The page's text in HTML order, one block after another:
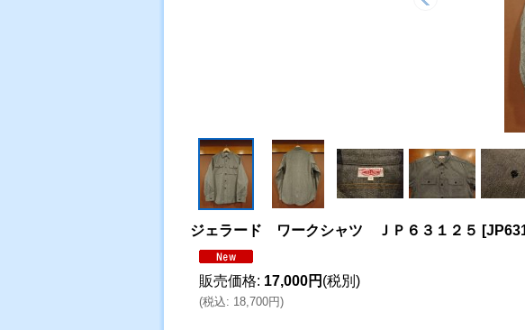
ジェラード ワークシャツ ＪＰ６３１２５ [
販売価格: 17,000円 (税別)
(税込: 18,700円)